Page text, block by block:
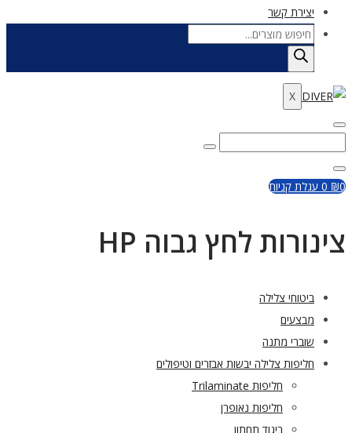
יצירת קשר
Products
search
X
Enter
Keywordfor:
Close
₪0
0 עגלת קניות
צינורות לחץ גבוה HP
ביטוחי צלילה
מבצעים
שוברי מתנה
חליפות צלילה יבשות אבזרים וטיפולים
חליפות Trilaminate
חליפות נאופרן
ביגוד תחתון